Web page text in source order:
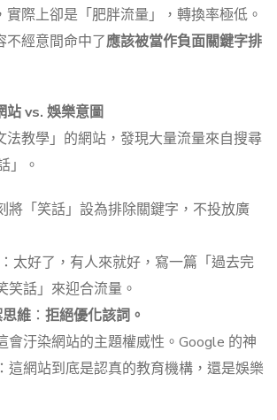
際上卻是「肥胖流量」，轉換率極低。
不經意間命中了應該被當作負面關鍵字排
站 vs. 娛樂意圖
法教學」的網站，發現大量流量來自搜尋
」。
將「笑話」設為排除關鍵字，不投放廣
：太好了，有人來就好，寫一篇「過去完
笑話」來迎合流量。
維 ： 拒絕優化該詞。
會汙染網站的主題權威性。Google 的神
這網站到底是認真的教育機構，還是娛樂